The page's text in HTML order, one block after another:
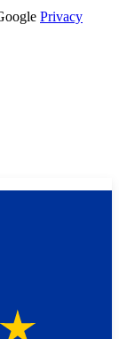
Privacy